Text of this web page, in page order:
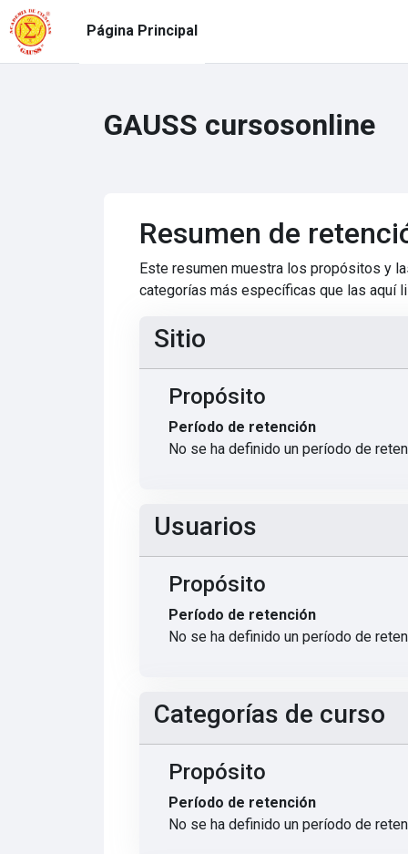
Salta al contenido principal
Página Principal
GAUSS cursosonline
Resumen de
Este resumen muestra los propósitos y
categorías más específicas que las aquí
Sitio
Propósito
Período de retención
No se ha definido un período de
Usuarios
Propósito
Período de retención
No se ha definido un período de
Categorías de curso
Propósito
Período de retención
No se ha definido un período de